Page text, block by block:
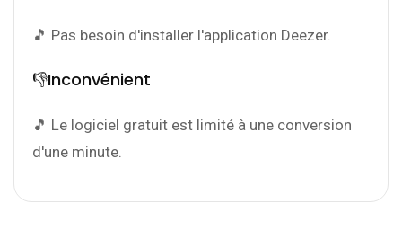
🎵 Pas besoin d'installer l'application Deezer.
👎Inconvénient
🎵 Le logiciel gratuit est limité à une conversion
d'une minute.